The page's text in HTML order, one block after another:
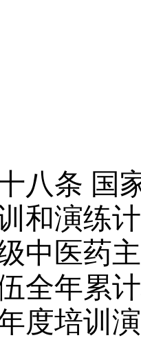
八条 国
和演练
中医药
全年累
度培训